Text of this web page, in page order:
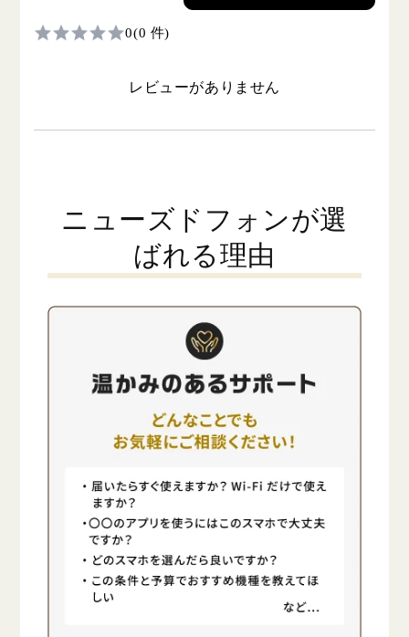
0(0 件)
レビューがありません
ニューズドフォンが選
ばれる理由